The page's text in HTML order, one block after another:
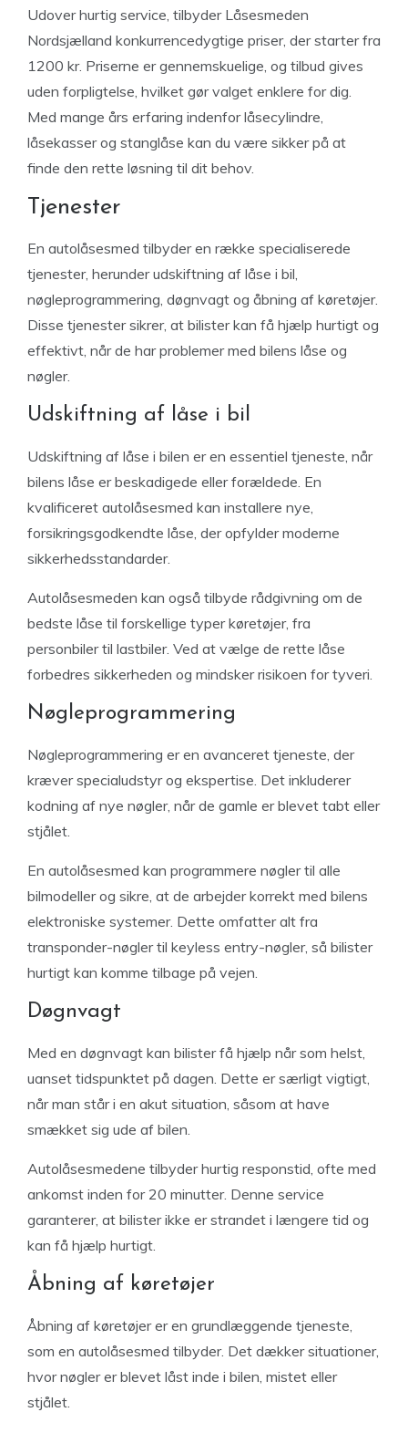
Udover hurtig service, tilbyder Låsesmeden
Nordsjælland konkurrencedygtige priser, der starter fra
1200 kr. Priserne er gennemskuelige, og tilbud gives
uden forpligtelse, hvilket gør valget enklere for dig.
Med mange års erfaring indenfor låsecylindre,
låsekasser og stanglåse kan du være sikker på at
finde den rette løsning til dit behov.
Tjenester
En autolåsesmed tilbyder en række specialiserede
tjenester, herunder udskiftning af låse i bil,
nøgleprogrammering, døgnvagt og åbning af køretøjer.
Disse tjenester sikrer, at bilister kan få hjælp hurtigt og
effektivt, når de har problemer med bilens låse og
nøgler.
Udskiftning af låse i bil
Udskiftning af låse i bilen er en essentiel tjeneste, når
bilens låse er beskadigede eller forældede. En
kvalificeret autolåsesmed kan installere nye,
forsikringsgodkendte låse, der opfylder moderne
sikkerhedsstandarder.
Autolåsesmeden kan også tilbyde rådgivning om de
bedste låse til forskellige typer køretøjer, fra
personbiler til lastbiler. Ved at vælge de rette låse
forbedres sikkerheden og mindsker risikoen for tyveri.
Nøgleprogrammering
Nøgleprogrammering er en avanceret tjeneste, der
kræver specialudstyr og ekspertise. Det inkluderer
kodning af nye nøgler, når de gamle er blevet tabt eller
stjålet.
En autolåsesmed kan programmere nøgler til alle
bilmodeller og sikre, at de arbejder korrekt med bilens
elektroniske systemer. Dette omfatter alt fra
transponder-nøgler til keyless entry-nøgler, så bilister
hurtigt kan komme tilbage på vejen.
Døgnvagt
Med en døgnvagt kan bilister få hjælp når som helst,
uanset tidspunktet på dagen. Dette er særligt vigtigt,
når man står i en akut situation, såsom at have
smækket sig ude af bilen.
Autolåsesmedene tilbyder hurtig responstid, ofte med
ankomst inden for 20 minutter. Denne service
garanterer, at bilister ikke er strandet i længere tid og
kan få hjælp hurtigt.
Åbning af køretøjer
Åbning af køretøjer er en grundlæggende tjeneste,
som en autolåsesmed tilbyder. Det dækker situationer,
hvor nøgler er blevet låst inde i bilen, mistet eller
stjålet.